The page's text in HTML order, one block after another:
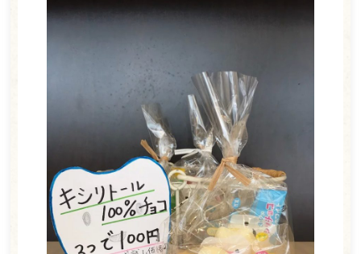
ホーム
診療案内
一般歯科
小児歯科
ホワイトニング
訪問歯科